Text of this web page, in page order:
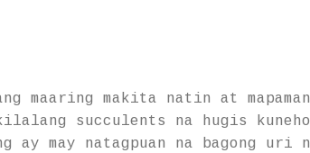
maaring makita natin at
succulents na hugis
ay may natagpuan na bagong uri